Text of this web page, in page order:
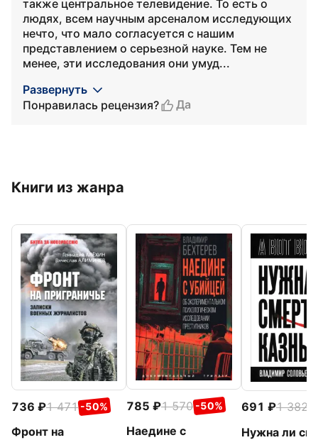
также центральное телевидение. То есть о
людях, всем научным арсеналом исследующих
нечто, что мало согласуется с нашим
представлением о серьезной науке. Тем не
менее, эти исследования они умуд...
Развернуть
Понравилась рецензия?
Да
Книги из жанра
736 1 471 -50%
Фронт на
785 1 570 -50%
Наедине с
691 1 382
Нужна ли